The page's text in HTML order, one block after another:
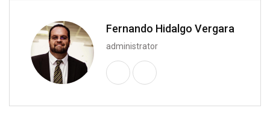
Fernando Hidalgo Vergara
administrator